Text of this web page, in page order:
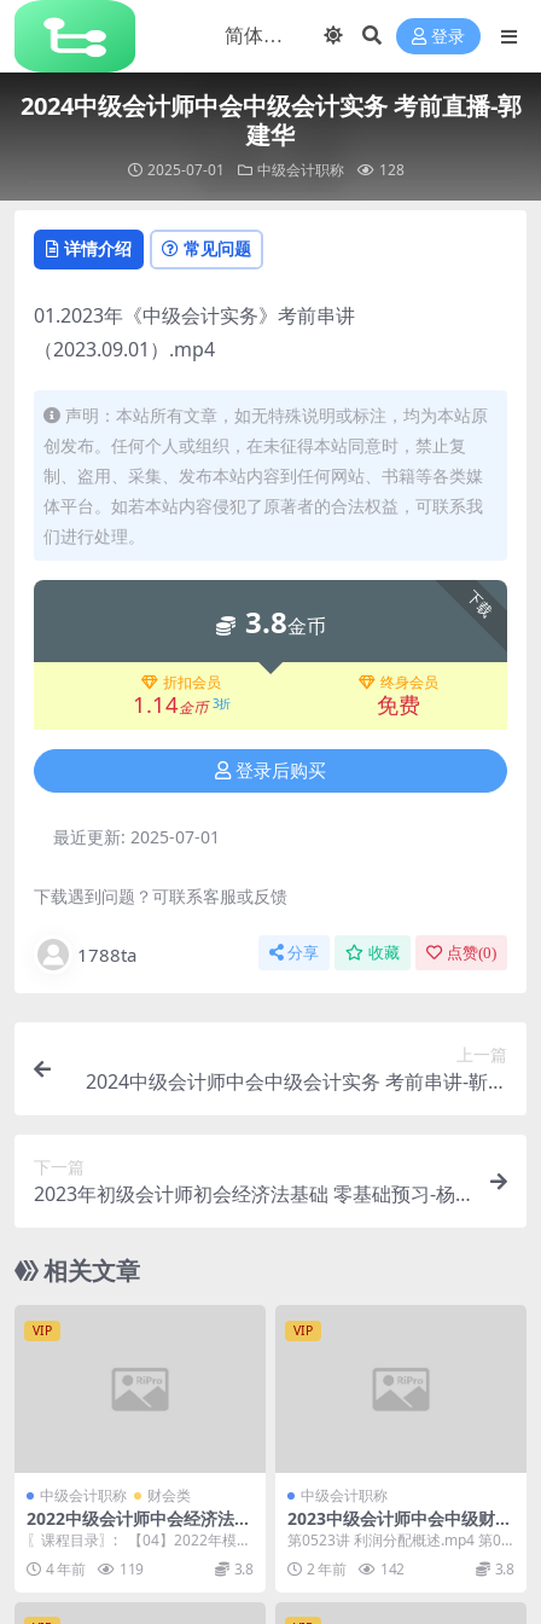
登录
2024中级会计师中会中级会计实务 考前直播-郭
建华
2025-07-01 中级会计职称 128
详情介绍 常见问题
01.2023年《中级会计实务》考前串讲
（2023.09.01）.mp4
声明：本站所有文章，如无特殊说明或标注，均为本站原
创发布。任何个人或组织，在未征得本站同意时，禁止复
制、盗用、采集、发布本站内容到任何网站、书籍等各类媒
体平台。如若本站内容侵犯了原著者的合法权益，可联系我
们进行处理。
下载
3.8金币
折扣会员
1.14金币 3折
终身会员
免费
登录后购买
最近更新: 2025-07-01
下载遇到问题？可联系客服或反馈
1788ta 分享 收藏 点赞(0)
上一篇
2024中级会计师中会中级会计实务 考前串讲-靳焕
下一篇
2023年初级会计师初会经济法基础 零基础预习-杨
相关文章
VIP
中级会计职称 财会类
2022中级会计师中会经济法基
础 模考特训营（第一期）-付
湘均
〖课程目录〗: 【04】2022年模考
特训营（一）简答题、综合题.mp4
【...4 年前 119 3.8
VIP
中级会计职称
2023中级会计师中会中级财务
管理-零基础预习-达江
第0523讲 利润分配概述.mp4 第05
22讲 以成本为基础为产品定价方法.
m...2 年前 142 3.8